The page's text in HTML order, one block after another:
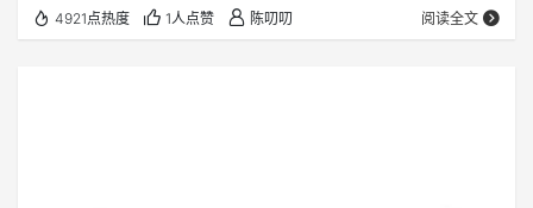
以有刹车漏油的小伙伴尽早换，拖越久损害越大。 上淘宝买
4921点热度 1人点赞 陈叨叨 阅读全文